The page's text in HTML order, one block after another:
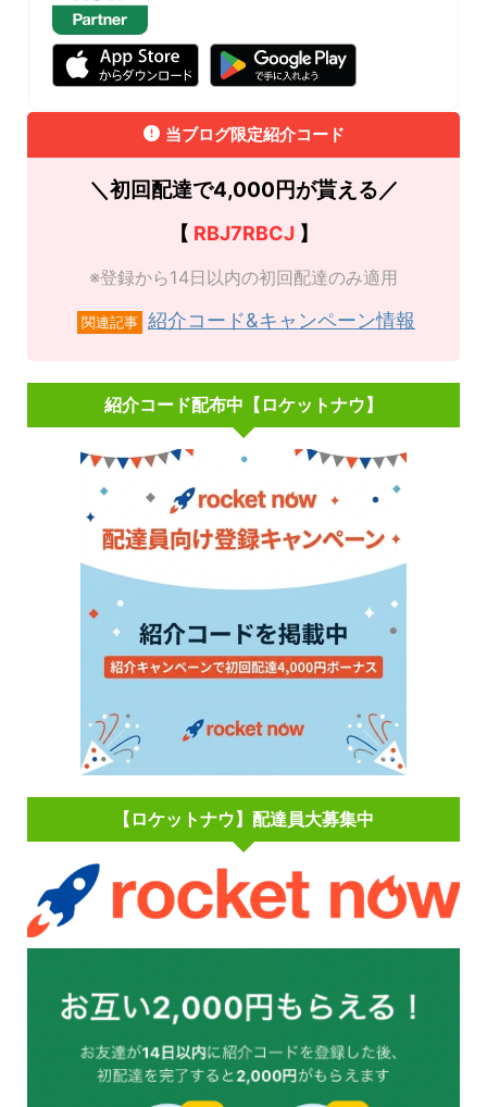
当ブログ限定紹介コード
＼初回配達で4,000円が貰える／
【 RBJ7RBCJ 】
※登録から14日以内の初回配達のみ適用
関連記事 紹介コード&キャンペーン情報
紹介コード配布中【ロケットナウ】
【ロケットナウ】配達員大募集中